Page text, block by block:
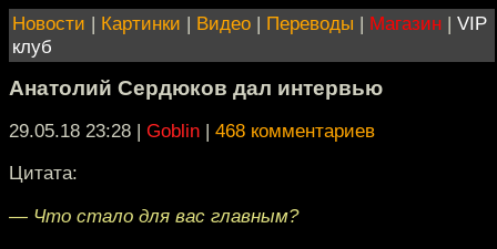
Новости | Картинки | Видео | Переводы | Магазин | VIP
клуб
Анатолий Сердюков дал интервью
29.05.18 23:28 | Goblin | 468 комментариев
Цитата:
— Что стало для вас главным?